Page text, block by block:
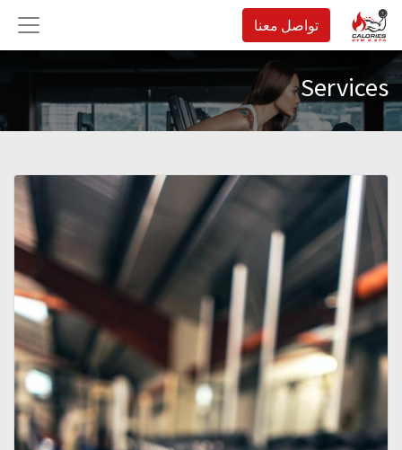
تواصل معنا
Services